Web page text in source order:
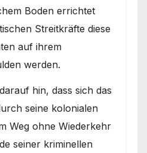
Boden errichtet
Streitkräfte diese
auf ihrem
werden.
hin, dass sich das
seine kolonialen
Weg ohne Wiederkehr
seiner kriminellen